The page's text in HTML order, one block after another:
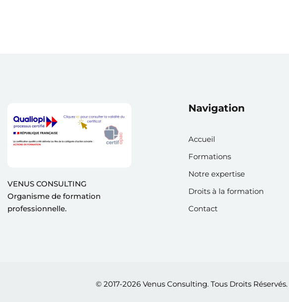
VENUS CONSULTING
Organisme de formation
professionnelle.
Navigation
Accueil
Formations
Notre expertise
Droits à la formation
Contact
© 2017-2026 Venus Consulting. Tous Droits